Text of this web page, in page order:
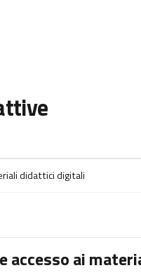
didattici digitali
accesso ai